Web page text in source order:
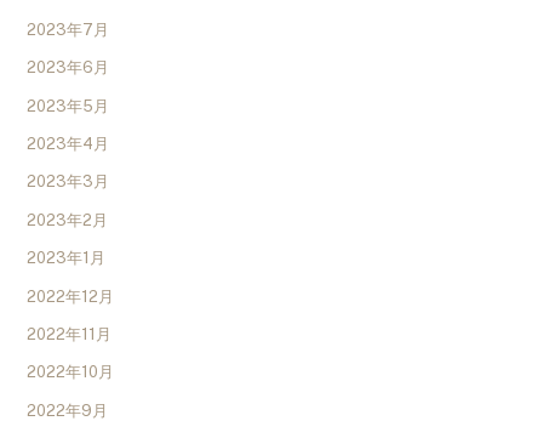
2023年7月
2023年6月
2023年5月
2023年4月
2023年3月
2023年2月
2023年1月
2022年12月
2022年11月
2022年10月
2022年9月